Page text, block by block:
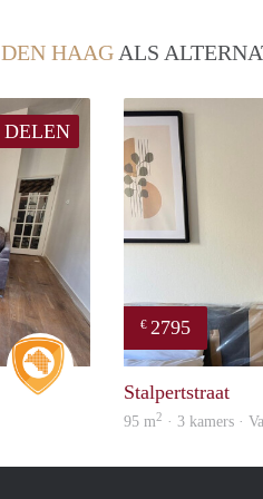
DEN HAAG ALS
DELEN
Real Estate
€ 2795
Stalpertstraat
95 m2 · 3 kamers ·